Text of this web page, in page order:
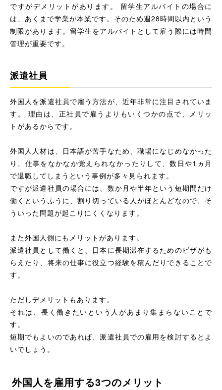
ですがデメリットがあります。 留学生アルバイトの場合に
は、あくまで学業が本業です。そのため週28時間以内という
制限があります。留学生をアルバイトとして雇う際には時間
管理が重要です。
派遣社員
外国人を派遣社員で雇う方法が、近年非常に注目されていま
す。 理由は、正社員で雇うよりもいくつかの点で、メリッ
トがあるからです。
外国人人材は、日本語が苦手なため、職場になじめなかった
り、仕事をなかなか覚えられなかったりして、数日や1ヵ月
で退職してしまうという事例が多々見られます。
ですが派遣社員の場合には、数か月や半年という短期間だけ
働くというふうに、割り切っている人がほとんどなので、そ
ういった問題が起こりにくくなります。
また外国人側にもメリットがあります。
派遣社員として働くと、日本に長期滞在するためのビザがも
らえたり、将来の仕事に役立つ経験を積んだりできることで
す。
ただしデメリットもあります。
それは、長く働きたいという人があまり集まらないことで
す。
短期でもよいのであれば、派遣社員での雇用を検討するとよ
いでしょう。
外国人を雇用する3つのメリット